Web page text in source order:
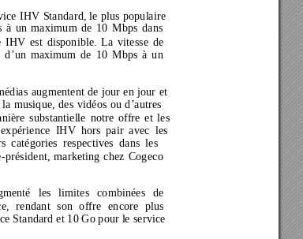
IHV Standard, le plus populaire
à un maximum de 10 Mbps dans
IHV est disponible. La vitesse de
d’un maximum de 10 Mbps à un
augmentent de jour en jour et
musique, des vidéos ou d’autres
substantielle notre offre et les
IHV hors pair avec les
catégories respectives dans les
marketing chez Cogeco
les limites combinées de
rendant son offre encore plus
Standard et 10 Go pour le service